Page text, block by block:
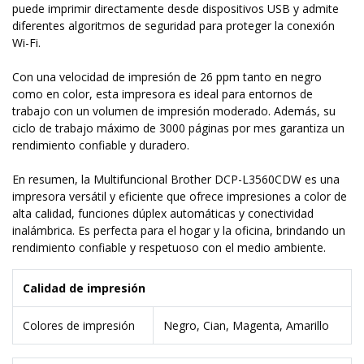
puede imprimir directamente desde dispositivos USB y admite
diferentes algoritmos de seguridad para proteger la conexión
Wi-Fi.
Con una velocidad de impresión de 26 ppm tanto en negro
como en color, esta impresora es ideal para entornos de
trabajo con un volumen de impresión moderado. Además, su
ciclo de trabajo máximo de 3000 páginas por mes garantiza un
rendimiento confiable y duradero.
En resumen, la Multifuncional Brother DCP-L3560CDW es una
impresora versátil y eficiente que ofrece impresiones a color de
alta calidad, funciones dúplex automáticas y conectividad
inalámbrica. Es perfecta para el hogar y la oficina, brindando un
rendimiento confiable y respetuoso con el medio ambiente.
Calidad de impresión
Colores de impresión Negro, Cian, Magenta, Amarillo